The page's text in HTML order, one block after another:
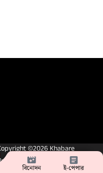
©2026 Khabare
All Rights Reserved
বিনোদন ই-পেপার